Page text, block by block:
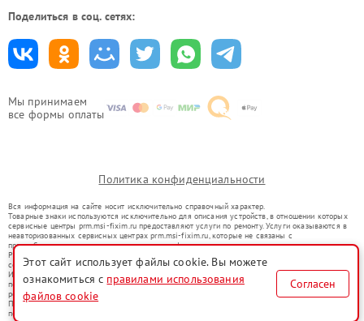
Мы принимаем
все формы оплаты
Поделиться в соц. сетях:
Политика конфиденциальности
Вся информация на сайте носит исключительно справочный характер.
Товарные знаки используются исключительно для описания устройств, в отношении которых
сервисные центры prm.msi-fixim.ru предоставляют услуги по ремонту. Услуги оказываются в
неавторизованных сервисных центрах prm.msi-fixim.ru, которые не связаны с
правообладателями товарных знаков или их официальными представителями.
Ремонт осуществляется для устройств, уже введенных в гражданский оборот в соответствии
со статьей 1487 ГК РФ.
Использование товарных знаков не преследует цели индивидуализации услуг или введения
потребителей в заблуждение, а служит для информирования о предоставляемых услугах по
ремонту техники указанных брендов.
Представленная на сайте информация не является публичной офертой, определяемой
положениями Статьи 437(2) Гражданского кодекса РФ
Этот сайт использует файлы cookie. Вы можете
ознакомиться с правилами использования
файлов cookie
Согласен